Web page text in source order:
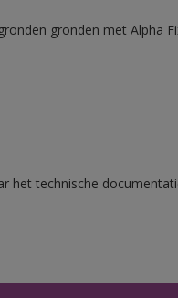
gronden met Alpha
het technische